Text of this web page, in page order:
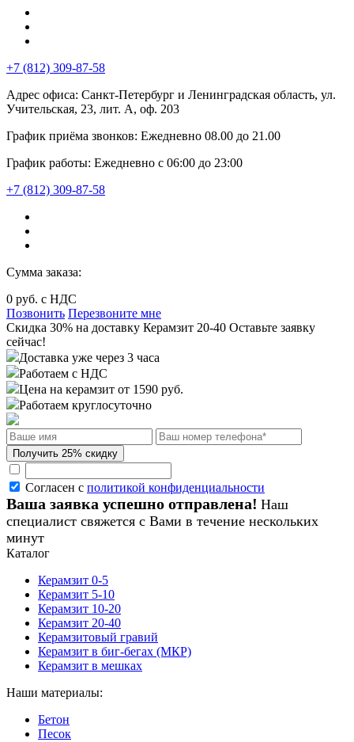
+7 (812) 309-87-58
Адрес офиса: Санкт-Петербург и Ленинградская область, ул.
Учительская, 23, лит. А, оф. 203
График приёма звонков: Ежедневно 08.00 до 21.00
График работы: Ежедневно с 06:00 до 23:00
+7 (812) 309-87-58
Сумма заказа:
0 руб. с НДС
Позвонить Перезвоните мне
Cкидка 30% на доставку Керамзит 20-40 Оставьте заявку
сейчас!
Доставка уже через 3 часа
Работаем с НДС
Цена на керамзит от 1590 руб.
Работаем круглосуточно
Согласен с политикой конфиденциальности
Ваша заявка успешно отправлена! Наш
специалист свяжется с Вами в течение нескольких
минут
Каталог
Керамзит 0-5
Керамзит 5-10
Керамзит 10-20
Керамзит 20-40
Керамзитовый гравий
Керамзит в биг-бегах (МКР)
Керамзит в мешках
Наши материалы:
Бетон
Песок